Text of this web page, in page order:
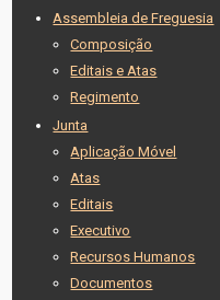
Assembleia de Freguesia
Composição
Editais e Atas
Regimento
Junta
Aplicação Móvel
Atas
Editais
Executivo
Recursos Humanos
Documentos